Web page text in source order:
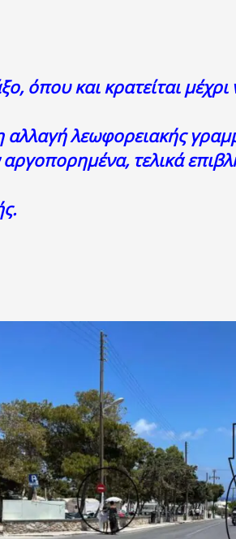
όπου και κρατείται
αλλαγή λεωφορειακής
τελικά